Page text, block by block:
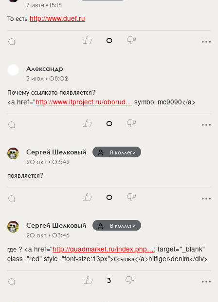
7 июн • 15:15
То есть http://www.duef.ru
0
Александр
3 июл • 08:02
Почему ссылкато появляется?
<a href="http://www.itproject.ru/oborud… symbol mc9090</a>
0
Сергей Шелковый В коллеги
20 окт • 03:42
появляется?
0
Сергей Шелковый В коллеги
20 окт • 03:46
где ? <a href="http://quadmarket.ru/index.php…; target="_blank"
class="red" style="font-size:13px">Ссылка</a>hilfiger-denim</div>
3